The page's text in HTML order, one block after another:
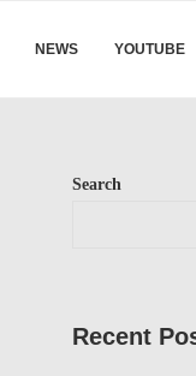
NEWS YOUTUBE
Search
Recent